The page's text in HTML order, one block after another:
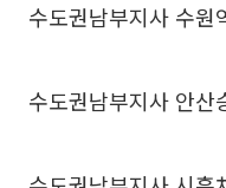
수도권남부지사 수원
수도권남부지사 안산